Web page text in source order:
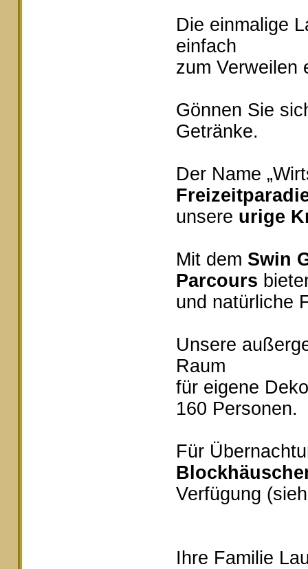
Die einmalige
einfach
zum Verweilen
Gönnen Sie
Getränke.
Der Name
unsere urige
Mit dem Swin
Parcours
und natürliche
Unsere
Raum
für eigene
160 Personen.
Für
Verfügung
Ihre Familie